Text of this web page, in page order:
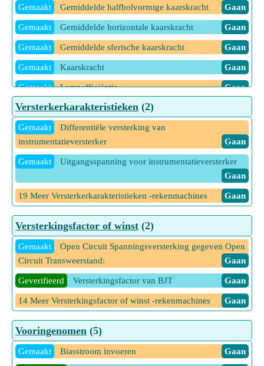
1 Meer Trekkracht -rekenmachines Gaan
Gemaakt Gemiddelde halfbolvormige kaarskracht Gaan
Gemaakt Gemiddelde horizontale kaarskracht Gaan
Gemaakt Gemiddelde sferische kaarskracht Gaan
Gemaakt Kaarskracht Gaan
Gemaakt Lampefficiëntie Gaan
Gemaakt Lichtstroom
Gemaakt Lumen
Gemaakt Luminantie Gaan
Gemaakt Onderhoudsfactor Gaan
Gemaakt Reductiefactor Gaan
Gemaakt Stevige hoek Gaan
Gemaakt Verlichting
1 Meer Verlichtingsparameters -rekenmachines Gaan
Versterkerkarakteristieken (2)
Gemaakt
Differentiële versterking van
instrumentatieversterker
Gaan
Gemaakt
Uitgangsspanning voor instrumentatieversterker
Gaan
19 Meer Versterkerkarakteristieken -rekenmachines Gaan
Versterkingsfactor of winst (2)
Gemaakt
Open Circuit Spanningsversterking gegeven Open
Circuit Transweerstand:
Gaan
Geverifieerd Versterkingsfactor van BJT Gaan
14 Meer Versterkingsfactor of winst -rekenmachines Gaan
Vooringenomen (5)
Gemaakt Biasstroom invoeren Gaan